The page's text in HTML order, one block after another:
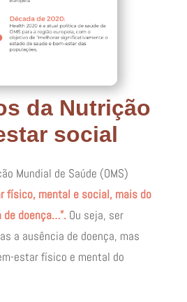
da Nutrição
social
Mundial de Saúde (OMS)
físico, mental e social, mais do
de doença…”.Ou seja, ser
a ausência de doença, mas
estar físico e mental do